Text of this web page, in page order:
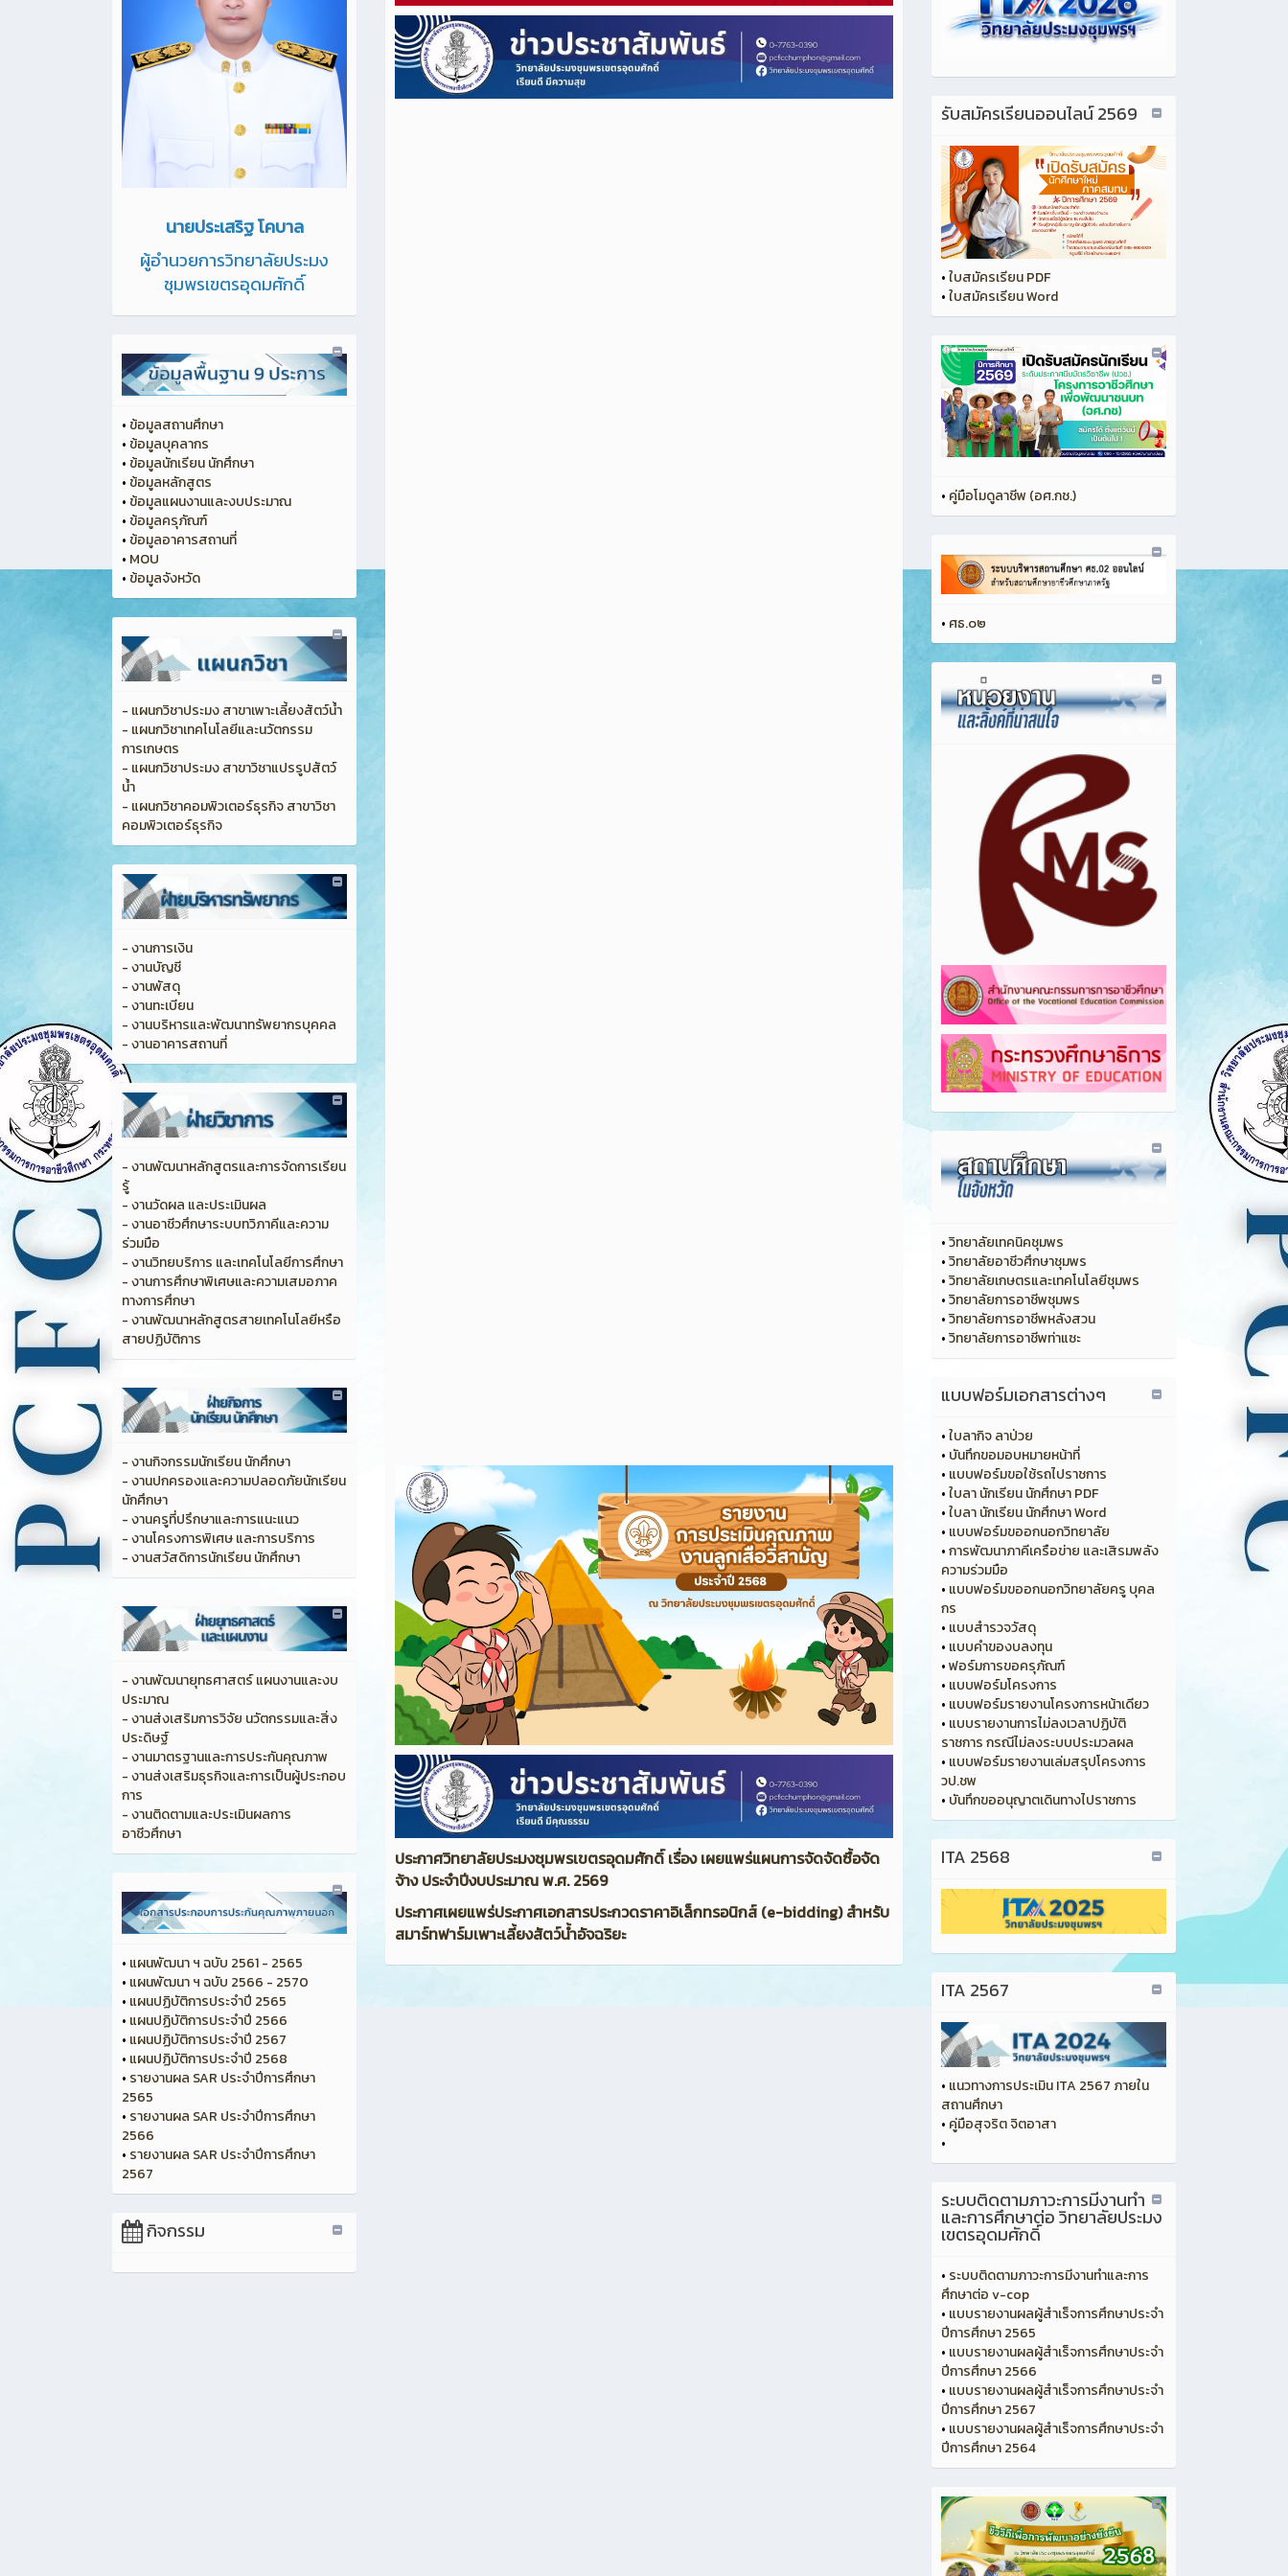
นายประเสริฐ โคบาล
ผู้อำนวยการวิทยาลัยประมง
ชุมพรเขตรอุดมศักดิ์
• ข้อมูลสถานศึกษา
• ข้อมูลบุคลากร
• ข้อมูลนักเรียน นักศึกษา
• ข้อมูลหลักสูตร
• ข้อมูลแผนงานและงบประมาณ
• ข้อมูลครุภัณฑ์
• ข้อมูลอาคารสถานที่
• MOU
• ข้อมูลจังหวัด
- แผนกวิชาประมง สาขาเพาะเลี้ยงสัตว์น้ำ
- แผนกวิชาเทคโนโลยีและนวัตกรรม
การเกษตร
- แผนกวิชาประมง สาขาวิชาแปรรูปสัตว์
น้ำ
- แผนกวิชาคอมพิวเตอร์ธุรกิจ สาขาวิชา
คอมพิวเตอร์ธุรกิจ
- งานการเงิน
- งานบัญชี
- งานพัสดุ
- งานทะเบียน
- งานบริหารและพัฒนาทรัพยากรบุคคล
- งานอาคารสถานที่
- งานพัฒนาหลักสูตรและการจัดการเรียน
รู้
- งานวัดผล และประเมินผล
- งานอาชีวศึกษาระบบทวิภาคีและความ
ร่วมมือ
- งานวิทยบริการ และเทคโนโลยีการศึกษา
- งานการศึกษาพิเศษและความเสมอภาค
ทางการศึกษา
- งานพัฒนาหลักสูตรสายเทคโนโลยีหรือ
สายปฏิบัติการ
- งานกิจกรรมนักเรียน นักศึกษา
- งานปกครองและความปลอดภัยนักเรียน
นักศึกษา
- งานครูที่ปรึกษาและการแนะแนว
- งานโครงการพิเศษ และการบริการ
- งานสวัสดิการนักเรียน นักศึกษา
- งานพัฒนายุทธศาสตร์ แผนงานและงบ
ประมาณ
- งานส่งเสริมการวิจัย นวัตกรรมและสิ่ง
ประดิษฐ์
- งานมาตรฐานและการประกันคุณภาพ
- งานส่งเสริมธุรกิจและการเป็นผู้ประกอบ
การ
- งานติดตามและประเมินผลการ
อาชีวศึกษา
• แผนพัฒนา ฯ ฉบับ 2561 - 2565
• แผนพัฒนา ฯ ฉบับ 2566 - 2570
• แผนปฏิบัติการประจำปี 2565
• แผนปฏิบัติการประจำปี 2566
• แผนปฏิบัติการประจำปี 2567
• แผนปฏิบัติการประจำปี 2568
• รายงานผล SAR ประจำปีการศึกษา
2565
• รายงานผล SAR ประจำปีการศึกษา
2566
• รายงานผล SAR ประจำปีการศึกษา
2567
กิจกรรม
ประกาศวิทยาลัยประมงชุมพรเขตรอุดมศักดิ์ เรื่อง เผยแพร่แผนการจัดจัดซื้อจัด
จ้าง ประจำปีงบประมาณ พ.ศ. 2569
ประกาศเผยแพร่ประกาศเอกสารประกวดราคาอิเล็กทรอนิกส์ (e-bidding) สำหรับ
สมาร์ทฟาร์มเพาะเลี้ยงสัตว์น้ำอัจฉริยะ
รับสมัครเรียนออนไลน์ 2569
•ใบสมัครเรียน PDF
•ใบสมัครเรียน Word
• คู่มือโมดูลาชีพ (อศ.กช.)
• ศธ.๐๒
•วิทยาลัยเทคนิคชุมพร
•วิทยาลัยอาชีวศึกษาชุมพร
•วิทยาลัยเกษตรและเทคโนโลยีชุมพร
•วิทยาลัยการอาชีพชุมพร
•วิทยาลัยการอาชีพหลังสวน
•วิทยาลัยการอาชีพท่าแซะ
แบบฟอร์มเอกสารต่างๆ
•ใบลากิจ ลาป่วย
• บันทึกขอมอบหมายหน้าที่
• แบบฟอร์มขอใช้รถไปราชการ
•ใบลา นักเรียน นักศึกษา PDF
•ใบลา นักเรียน นักศึกษา Word
• แบบฟอร์มขออกนอกวิทยาลัย
•การพัฒนาภาคีเครือข่าย และเสิรมพลัง
ความร่วมมือ
• แบบฟอร์มขออกนอกวิทยาลัยครู บุคล
กร
• แบบสำรวจวัสดุ
• แบบคำของบลงทุน
•ฟอร์มการขอครุภัณฑ์
• แบบฟอร์มโครงการ
• แบบฟอร์มรายงานโครงการหน้าเดียว
• แบบรายงานการไม่ลงเวลาปฏิบัติ
ราชการ กรณีไม่ลงระบบประมวลผล
• แบบฟอร์มรายงานเล่มสรุปโครงการ
วป.ชพ
• บันทึกขออนุญาตเดินทางไปราชการ
ITA 2568
ITA 2567
• แนวทางการประเมิน ITA 2567 ภายใน
สถานศึกษา
• คู่มือสุจริต จิตอาสา
•
ระบบติดตามภาวะการมีงานทำ
และการศึกษาต่อ วิทยาลัยประมง
เขตรอุดมศักดิ์
• ระบบติดตามภาวะการมีงานทำและการ
ศึกษาต่อ v-cop
• แบบรายงานผลผู้สำเร็จการศึกษาประจำ
ปีการศึกษา 2565
• แบบรายงานผลผู้สำเร็จการศึกษาประจำ
ปีการศึกษา 2566
• แบบรายงานผลผู้สำเร็จการศึกษาประจำ
ปีการศึกษา 2567
• แบบรายงานผลผู้สำเร็จการศึกษาประจำ
ปีการศึกษา 2564